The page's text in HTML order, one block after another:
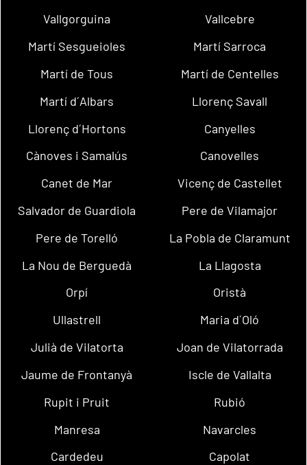
Vallgorguina
Vallcebre
Martí Sesgueioles
Martí Sarroca
Martí de Tous
Martí de Centelles
Martí d´Albars
Llorenç Savall
Llorenç d´Hortons
Canyelles
Cànoves i Samalús
Canovelles
Canet de Mar
Vicenç de Castellet
Salvador de Guardiola
Pere de Vilamajor
Pere de Torelló
La Pobla de Claramunt
La Nou de Berguedà
La Llagosta
Orpí
Oristà
Ullastrell
Maria d´Oló
Julià de Vilatorta
Joan de Vilatorrada
Jaume de Frontanyà
Iscle de Vallalta
Rupit i Pruit
Rubió
Manresa
Navarcles
Cardedeu
Capolat